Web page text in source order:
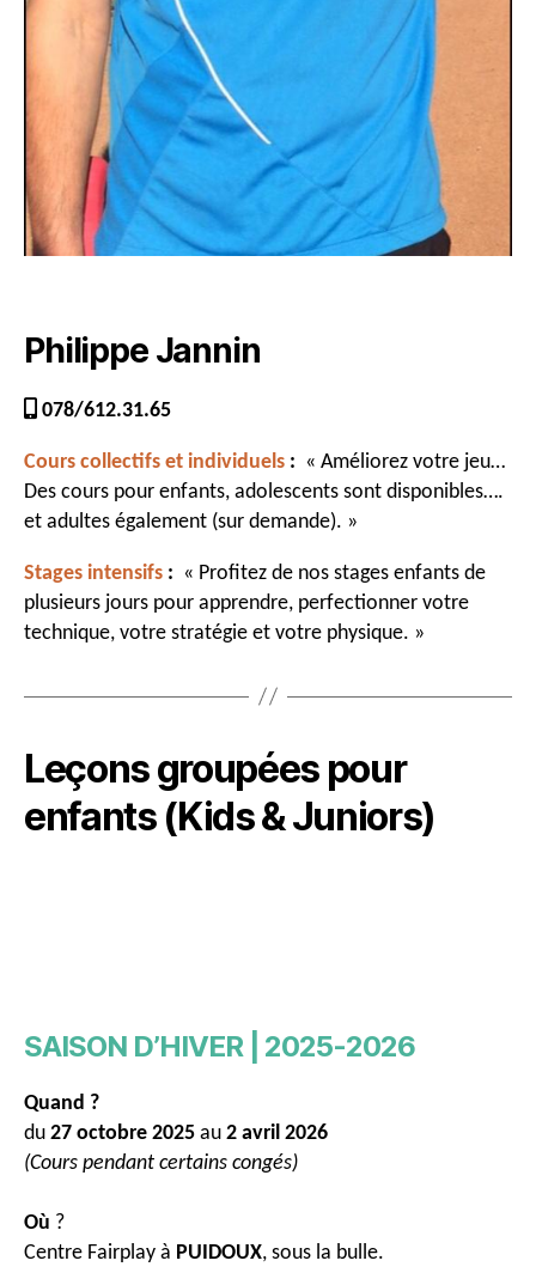
Philippe Jannin
078/612.31.65
Cours collectifs et individuels : « Améliorez votre jeu…
Des cours pour enfants, adolescents sont disponibles….
et adultes également (sur demande). »
Stages intensifs : « Profitez de nos stages enfants de
plusieurs jours pour apprendre, perfectionner votre
technique, votre stratégie et votre physique. »
Leçons groupées pour
enfants (Kids & Juniors)
SAISON D’HIVER | 2025-2026
Quand ?
du 27 octobre 2025 au 2 avril 2026
(Cours pendant certains congés)
Où ?
Centre Fairplay à PUIDOUX, sous la bulle.